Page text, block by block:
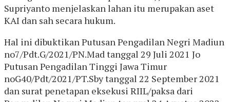
Supriyanto menjelaskan lahan itu merupakan aset
KAI dan sah secara hukum.
Hal ini dibuktikan Putusan Pengadilan Negri Madiun
no7/Pdt.G/2021/PN.Mad tanggal 29 Juli 2021 Jo
Putusan Pengadilan Tinggi Jawa Timur
noG40/Pdt/2021/PT.Sby tanggal 22 September 2021
dan surat penetapan eksekusi RIIL/paksa dari